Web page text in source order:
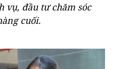
vụ, đầu tư chăm sóc
cuối.